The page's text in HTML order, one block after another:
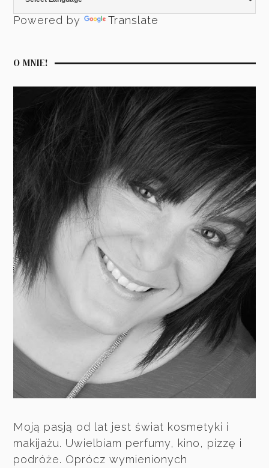
Powered by Translate
O MNIE!
Moją pasją od lat jest świat kosmetyki i
makijażu. Uwielbiam perfumy, kino, pizzę i
podróże. Oprócz wymienionych